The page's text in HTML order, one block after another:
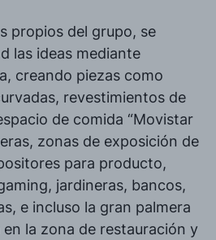
propios del grupo, se
las ideas mediante
creando piezas como
revestimientos de
de comida “Movistar
zonas de exposición de
para producto,
, jardineras, bancos,
e incluso la gran palmera
la zona de restauración y